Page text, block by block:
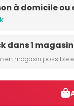
à domicile ou
dans 1 magasin
en magasin possible